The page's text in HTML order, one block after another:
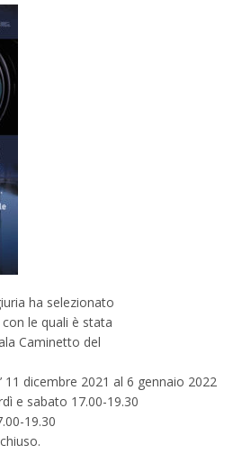
ha selezionato
le quali è stata
Caminetto del
11 dicembre 2021 al 6 gennaio 2022
e sabato 17.00-19.30
19.30